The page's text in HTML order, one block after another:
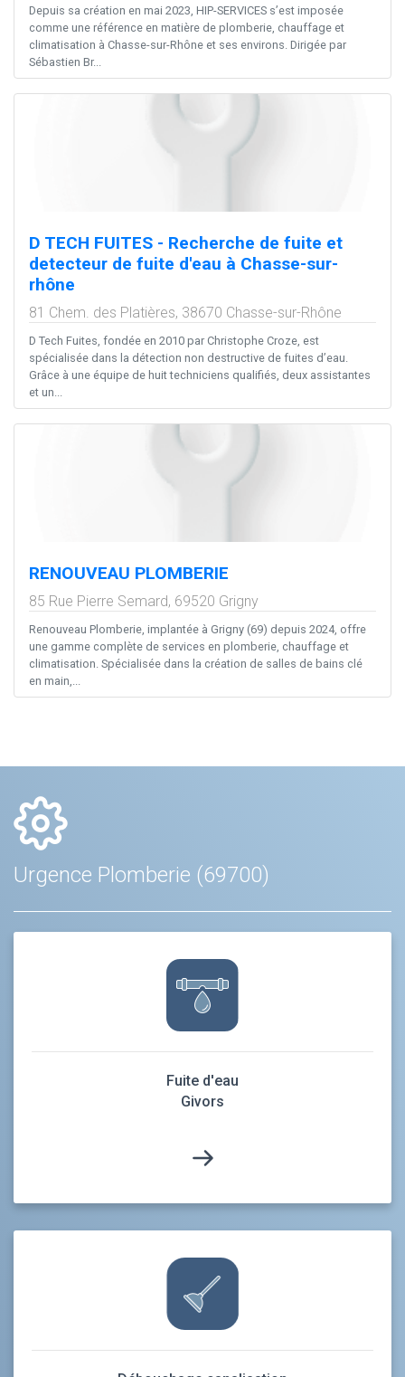
Depuis sa création en mai 2023, HIP-SERVICES s’est imposée
comme une référence en matière de plomberie, chauffage et
climatisation à Chasse-sur-Rhône et ses environs. Dirigée par
Sébastien Br...
D TECH FUITES - Recherche de fuite et
detecteur de fuite d'eau à Chasse-sur-
rhône
81 Chem. des Platières, 38670 Chasse-sur-Rhône
D Tech Fuites, fondée en 2010 par Christophe Croze, est
spécialisée dans la détection non destructive de fuites d’eau.
Grâce à une équipe de huit techniciens qualifiés, deux assistantes
et un...
RENOUVEAU PLOMBERIE
85 Rue Pierre Semard, 69520 Grigny
Renouveau Plomberie, implantée à Grigny (69) depuis 2024, offre
une gamme complète de services en plomberie, chauffage et
climatisation. Spécialisée dans la création de salles de bains clé
en main,...
Urgence Plomberie (69700)
Fuite d'eau
Givors